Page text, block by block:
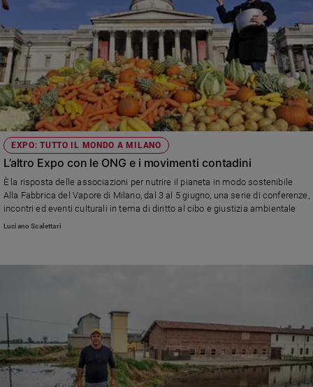
EXPO: TUTTO IL MONDO A MILANO
L’altro Expo con le ONG e i movimenti contadini
È la risposta delle associazioni per nutrire il pianeta in modo sostenibile
Alla Fabbrica del Vapore di Milano, dal 3 al 5 giugno, una serie di conferenze,
incontri ed eventi culturali in tema di diritto al cibo e giustizia ambientale
Luciano Scalettari